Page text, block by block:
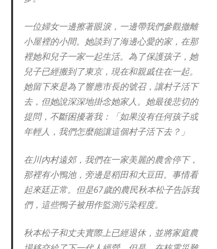
一位婦女一邊擦著眼淚，一邊帶我們參觀撤離
小屋裡的小間。她談到了海邊心愛的家，在那
裡她和兒子一家一起生活。為了保護孩子，她
兒子已經搬到了東京，現在和親戚住在一起。
她留下來是為了響應市長的號召，讓村子活下
去，但她說深深地掛念她家人。她最後悲切的
提問，不斷困擾著我：「如果沒有任何孩子或
年輕人，我們怎麼能讓這個村子活下去？」
在川內村遠郊，我們在一家美麗的農舍停下，
那裡有小鴨池，旁邊是稻田和大豆田。事情看
起來廷正常。但是67歲的農民秋本松子告訴我
們，這些鴨子被用作監測污染程度。
秋本松子和丈夫實際上已經退休，並將家庭農